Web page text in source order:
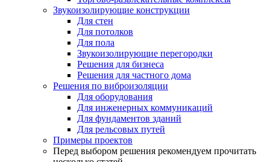
Звукоизолирующие конструкции
Для стен
Для потолков
Для пола
Звукоизолирующие перегородки
Решения для бизнеса
Решения для частного дома
Решения по виброизоляции
Для оборудования
Для инженерных коммуникаций
Для фундаментов зданий
Для рельсовых путей
Примеры проектов
Перед выбором решения рекомендуем прочитать